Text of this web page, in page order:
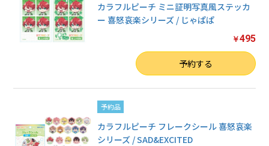
カラフルピーチ ミニ証明写真風ステッカ
ー 喜怒哀楽シリーズ / じゃぱぱ
￥495
予約する
予約品
カラフルピーチ フレークシール 喜怒哀楽
シリーズ / SAD&EXCITED